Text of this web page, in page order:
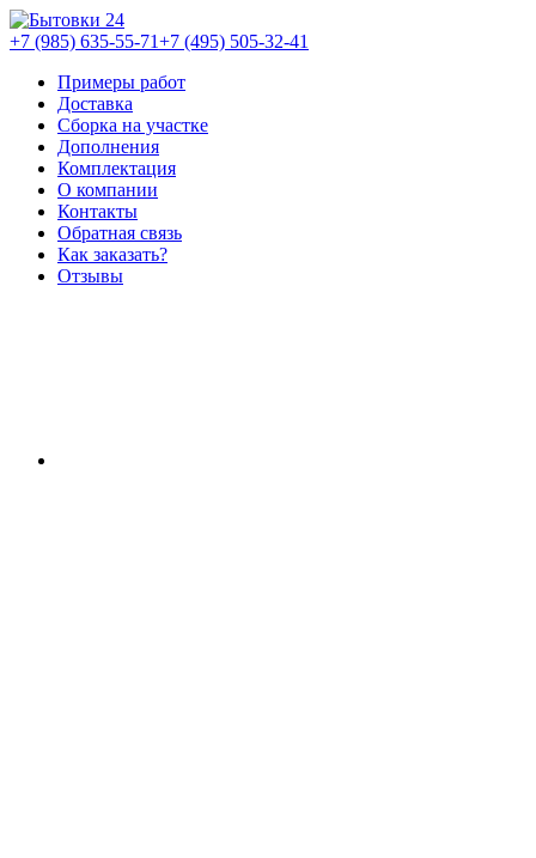
+7 (985) 635-55-71+7 (495) 505-32-41
Примеры работ
Доставка
Сборка на участке
Дополнения
Комплектация
О компании
Контакты
Обратная связь
Как заказать?
Отзывы